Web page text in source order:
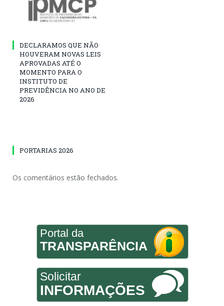
DECLARAMOS QUE NÃO
HOUVERAM NOVAS LEIS
APROVADAS ATÉ O
MOMENTO PARA O
INSTITUTO DE
PREVIDÊNCIA NO ANO DE
2026
PORTARIAS 2026
Os comentários estão fechados.
Portal da
TRANSPARÊNCIA
Solicitar
INFORMAÇÕES